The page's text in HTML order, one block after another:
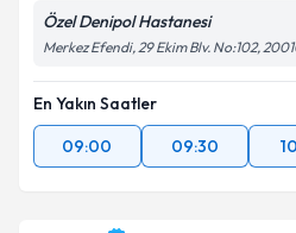
Özel Denipol Hastanesi
Merkez Efendi, 29 Ekim Blv. No:102,
En Yakın Saatler
09:00
09:30